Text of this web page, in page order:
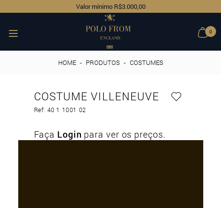
Valor mínimo R$3.000,00
0
HOME - PRODUTOS - COSTUMES
COSTUME VILLENEUVE
Ref: 40 1 1001 02
Faça Login para ver os preços.